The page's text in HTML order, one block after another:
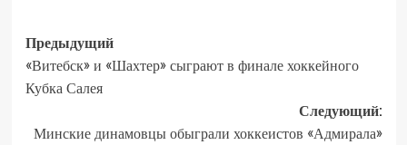
Предыдущий
«Витебск» и «Шахтер» сыграют в финале хоккейного
Кубка Салея
Следующий:
Минские динамовцы обыграли хоккеистов «Адмирала»